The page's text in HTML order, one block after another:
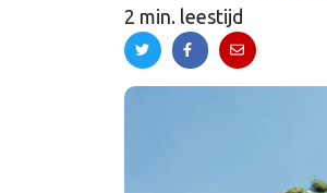
2 min. leestijd